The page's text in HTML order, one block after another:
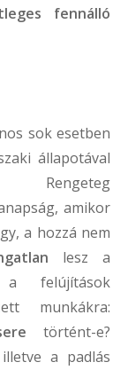
fennálló
sok esetben
állapotával
Rengeteg
amikor
a hozzá nem
lesz a
a felújítások
munkákra:
történt-e?
a padlás